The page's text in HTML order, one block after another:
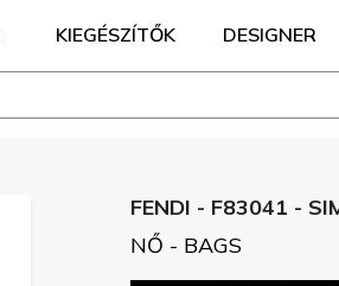
KIEGÉSZÍTŐK DESIGNER
FENDI - F83041 -
NŐ - BAGS